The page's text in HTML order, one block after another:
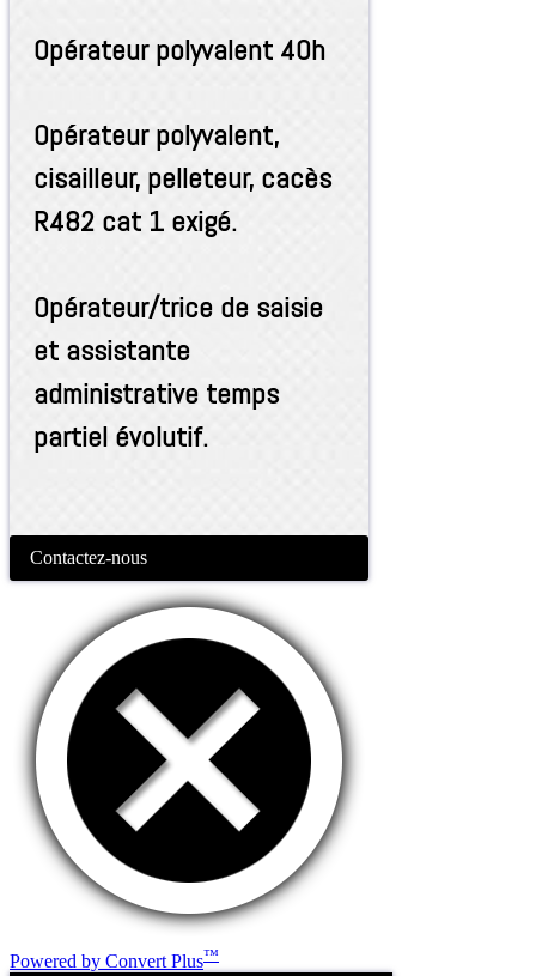
Opérateur polyvalent 40h
Opérateur polyvalent,
cisailleur, pelleteur, cacès
R482 cat 1 exigé.
Opérateur/trice de saisie
et assistante
administrative temps
partiel évolutif.
Contactez-nous
Powered by Convert Plus™